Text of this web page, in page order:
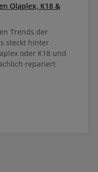
Olaplex, K18 &
Trends der
steckt hinter
oder K18 und
repariert